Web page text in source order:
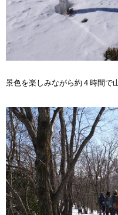
景色を楽しみながら約４時間で